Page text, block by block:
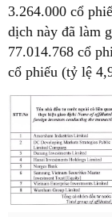
3.264.000 cổ
dịch này đã làm
77.014.768 cổ
cổ phiếu (tỷ lệ